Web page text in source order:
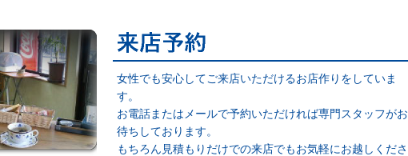
女性でも安心してご来店いただけるお店作りをしていま
す。
お電話またはメールで予約いただければ専門スタッフがお
待ちしております。
もちろん見積もりだけでの来店でもお気軽にお越しくださ